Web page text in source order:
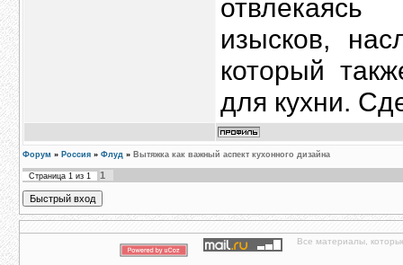
изысков,
который
для кухни.
Форум » Россия » Флуд » Вытяжка как важный аспект кухонного дизайна
Страница 1 из 1 1
Все материалы,